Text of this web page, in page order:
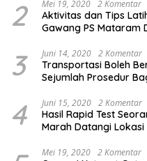
2 Mei 19, 2020 2 Komentar
Aktivitas dan Tips
Gawang PS Mataram
3 Juni 14, 2020 2 Komentar
Transportasi Boleh
Sejumlah Prosedur
4 Juni 15, 2020 2 Komentar
Hasil Rapid Test
Marah Datangi
Mei 19, 2020 2 Komentar